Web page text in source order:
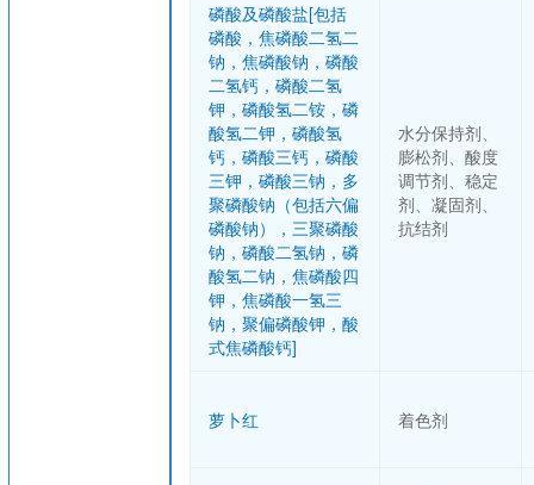
磷酸及磷酸盐[包括
磷酸，焦磷酸二氢二
钠，焦磷酸钠，磷酸
二氢钙，磷酸二氢
钾，磷酸氢二铵，磷
酸氢二钾，磷酸氢
钙，磷酸三钙，磷酸
三钾，磷酸三钠，多
聚磷酸钠（包括六偏
磷酸钠），三聚磷酸
钠，磷酸二氢钠，磷
酸氢二钠，焦磷酸四
钾，焦磷酸一氢三
钠，聚偏磷酸钾，酸
式焦磷酸钙]
水分保持剂、
膨松剂、酸度
调节剂、稳定
剂、凝固剂、
抗结剂
萝卜红 着色剂